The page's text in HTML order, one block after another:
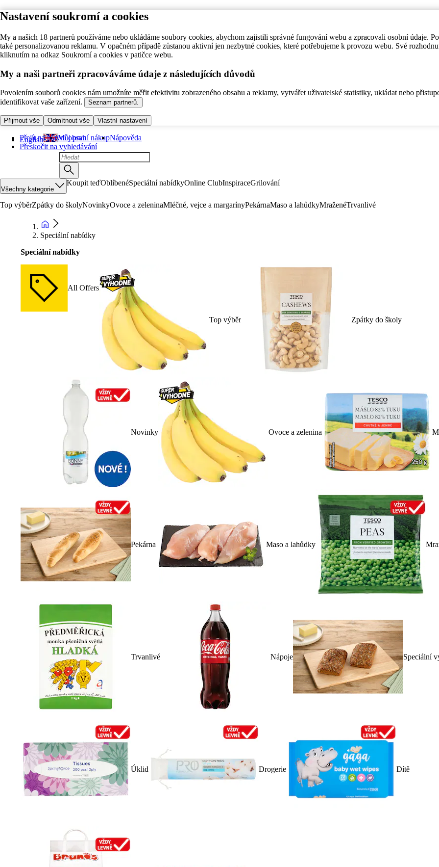
Nastavení soukromí a cookies
My a našich 18 partnerů používáme nebo ukládáme soubory cookies, abychom zajistili správné fungování webu a zpracovali osobní údaje.
také personalizovanou reklamu. V opačném případě zůstanou aktivní jen nezbytné cookies, které potřebujeme k provozu webu. Své
kliknutím na odkaz Soukromí a cookies v patičce webu.
My a naši partneři zpracováváme údaje z následujících důvodů
Povolením souborů cookies nám umožníte měřit efektivitu zobrazeného obsahu a reklamy, vytvářet uživatelské statistiky, ukládat nebo
identifikovat vaše zařízení.
Seznam partnerů.
Přijmout vše Odmítnout vše Vlastní nastavení
Přejít na hlavní obsah
Přeskočit na vyhledávání
English Můj první nákupNápověda
Všechny kategorie
Koupit teďOblíbenéSpeciální nabídkyOnline ClubInspiraceGrilování
Top výběrZpátky do školyNovinkyOvoce a zeleninaMléčné, vejce a margarínyPekárnaMaso a lahůdkyMraženéTrvanlivé
Speciální nabídky
Speciální nabídky
All Offers
Top výběr Zpátky do školy
Novinky Ovoce a zelenina
Pekárna Maso a lahůdky
Trvanlivé Nápoje Speciální
Úklid Drogerie Dítě